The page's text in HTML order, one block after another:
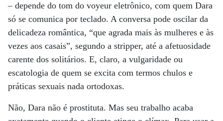
– depende do tom do voyeur eletrônico, com quem Dara
só se comunica por teclado. A conversa pode oscilar da
delicadeza romântica, “que agrada mais às mulheres e às
vezes aos casais”, segundo a stripper, até a afetuosidade
carente dos solitários. E, claro, a vulgaridade ou
escatologia de quem se excita com termos chulos e
práticas sexuais nada ortodoxas.
Não, Dara não é prostituta. Mas seu trabalho acaba